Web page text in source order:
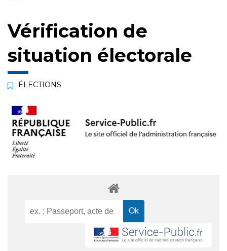
Vérification de
situation électorale
ÉLECTIONS